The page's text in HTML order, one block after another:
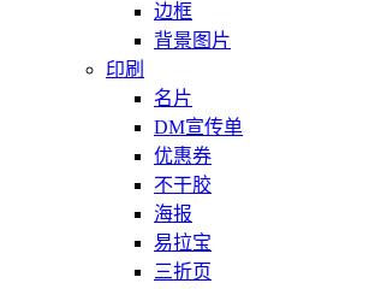
边框
背景图片
印刷
名片
DM宣传单
优惠券
不干胶
海报
易拉宝
三折页